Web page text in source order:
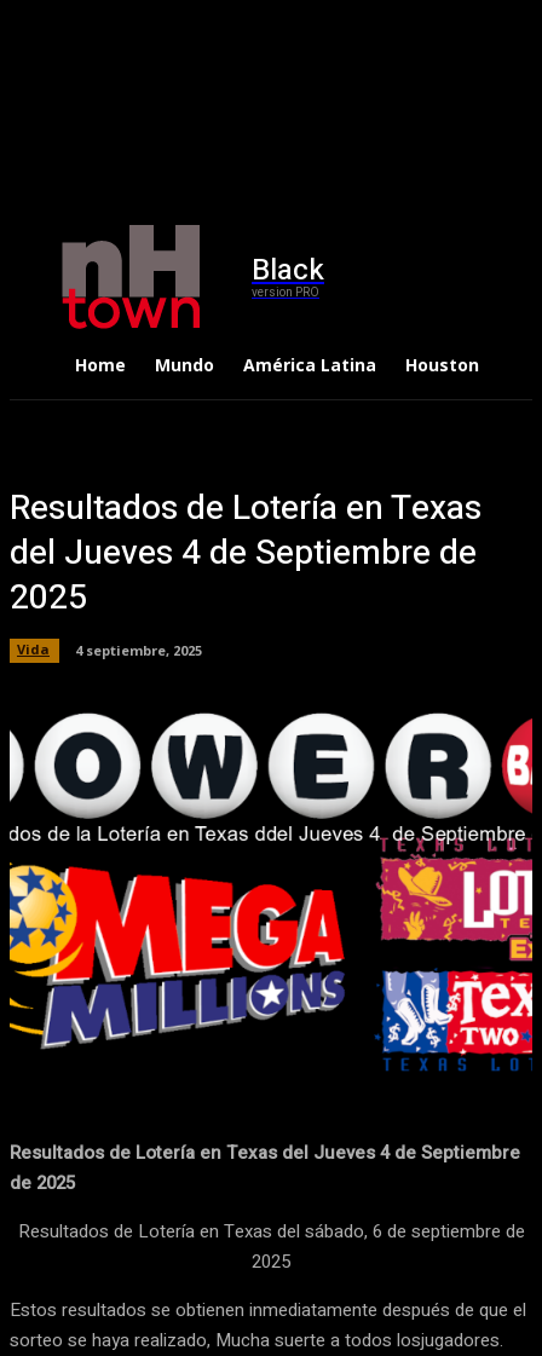
Black
version PRO
Home Mundo América Latina Houston
Resultados de Lotería en Texas
del Jueves 4 de Septiembre de
2025
Vida 4 septiembre, 2025
WhatsApp
Resultados de Lotería en Texas del Jueves 4 de Septiembre
de 2025
Resultados de Lotería en Texas del sábado, 6 de septiembre de
2025
Estos resultados se obtienen inmediatamente después de que el
sorteo se haya realizado, Mucha suerte a todos losjugadores.